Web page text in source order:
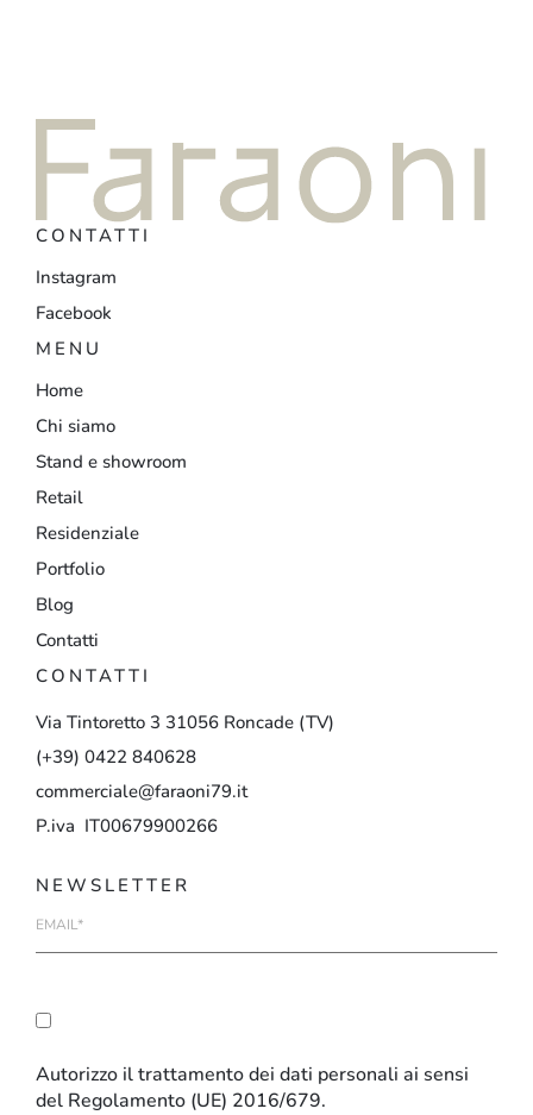
CONTATTI
Instagram
Facebook
MENU
Home
Chi siamo
Stand e showroom
Retail
Residenziale
Portfolio
Blog
Contatti
CONTATTI
Via Tintoretto 3 31056 Roncade (TV)
(+39) 0422 840628
commerciale@faraoni79.it
P.iva IT00679900266
NEWSLETTER
mail
Autorizzo il trattamento dei dati personali ai sensi
del Regolamento (UE) 2016/679.